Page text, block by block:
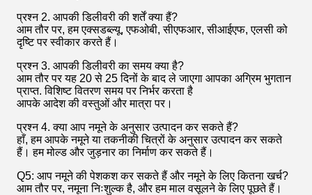
प्रश्न 2. आपकी डिलीवरी की शर्तें क्या हैं?
आम तौर पर, हम एक्सडब्ल्यू, एफओबी, सीएफआर, सीआईएफ, एलसी को
दृष्टि पर स्वीकार करते हैं।
प्रश्न 3. आपकी डिलीवरी का समय क्या है?
आम तौर पर यह 20 से 25 दिनों के बाद ले जाएगा आपका अग्रिम भुगतान
प्राप्त. विशिष्ट वितरण समय पर निर्भर करता है
आपके आदेश की वस्तुओं और मात्रा पर।
प्रश्न 4. क्या आप नमूने के अनुसार उत्पादन कर सकते हैं?
हाँ, हम आपके नमूने या तकनीकी चित्रों के अनुसार उत्पादन कर सकते
हैं। हम मोल्ड और जुड़नार का निर्माण कर सकते हैं।
Q5: आप नमूने की पेशकश कर सकते हैं और नमूने के लिए कितना खर्च?
आम तौर पर, नमूना निःशुल्क है, और हम माल वसूलने के लिए पूछते हैं।